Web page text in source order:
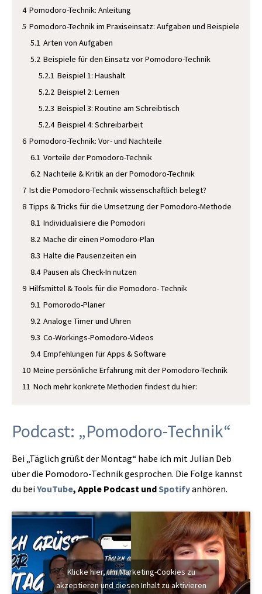
4 Pomodoro-Technik: Anleitung
5 Pomodoro-Technik im Praxiseinsatz: Aufgaben und Beispiele
5.1 Arten von Aufgaben
5.2 Beispiele für den Einsatz vor Pomodoro-Technik
5.2.1 Beispiel 1: Haushalt
5.2.2 Beispiel 2: Lernen
5.2.3 Beispiel 3: Routine am Schreibtisch
5.2.4 Beispiel 4: Schreibarbeit
6 Pomodoro-Technik: Vor- und Nachteile
6.1 Vorteile der Pomodoro-Technik
6.2 Nachteile & Kritik an der Pomodoro-Technik
7 Ist die Pomodoro-Technik wissenschaftlich belegt?
8 Tipps & Tricks für die Umsetzung der Pomodoro-Methode
8.1 Individualisiere die Pomodori
8.2 Mache dir einen Pomodoro-Plan
8.3 Halte die Pausenzeiten ein
8.4 Pausen als Check-In nutzen
9 Hilfsmittel & Tools für die Pomodoro- Technik
9.1 Pomorodo-Planer
9.2 Analoge Timer und Uhren
9.3 Co-Workings-Pomodoro-Videos
9.4 Empfehlungen für Apps & Software
10 Meine persönliche Erfahrung mit der Pomodoro-Technik
11 Noch mehr konkrete Methoden findest du hier:
Podcast: „Pomodoro-Technik“
Bei „Täglich grüßt der Montag“ habe ich mit Julian Deb
über die Pomodoro-Technik gesprochen. Die Folge kannst
du beiYouTube, Apple Podcast undSpotifyanhören.
Klicke hier, um Marketing-Cookies zu
akzeptieren und diesen Inhalt zu aktivieren